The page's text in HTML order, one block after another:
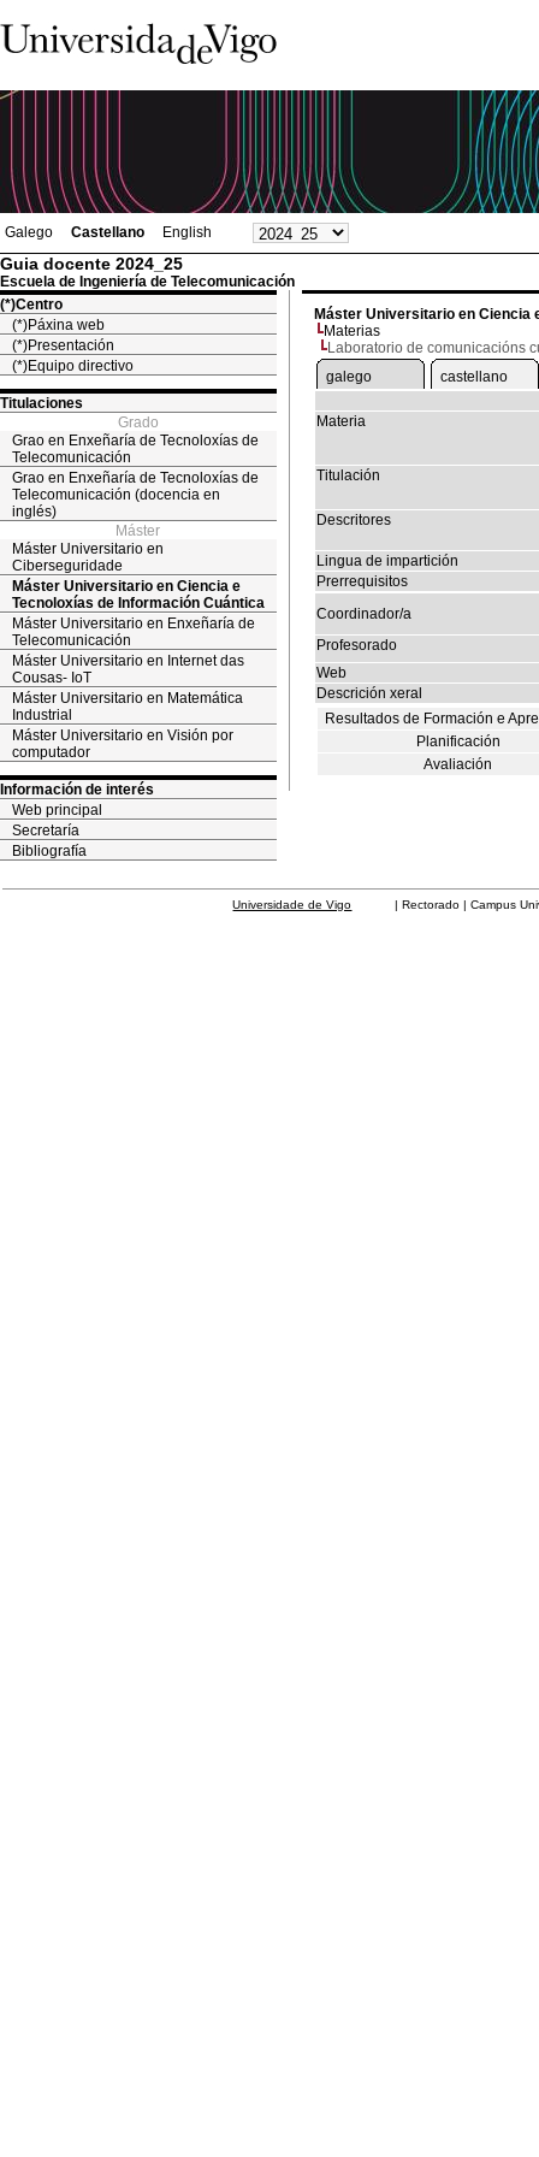
Galego Castellano English
Guia docente 2024_25
Escuela de Ingeniería de Telecomunicación
(*)Centro
(*)Páxina web
(*)Presentación
(*)Equipo directivo
Titulaciones
Grado
Grao en Enxeñaría de Tecnoloxías de
Telecomunicación
Grao en Enxeñaría de Tecnoloxías de
Telecomunicación (docencia en
inglés)
Máster
Máster Universitario en
Ciberseguridade
Máster Universitario en Ciencia e
Tecnoloxías de Información Cuántica
Máster Universitario en Enxeñaría de
Telecomunicación
Máster Universitario en Internet das
Cousas- IoT
Máster Universitario en Matemática
Industrial
Máster Universitario en Visión por
computador
Información de interés
Web principal
Secretaría
Bibliografía
Máster Universitario en Ciencia
Materias
Laboratorio de comunicacións
galego
castellano
Materia
Titulación
Descritores
Lingua de impartición
Prerrequisitos
Coordinador/a
Profesorado
Web
Descrición xeral
Resultados de Formación e
Planificación
Avaliación
Universidade de Vigo | Rectorado | Campus